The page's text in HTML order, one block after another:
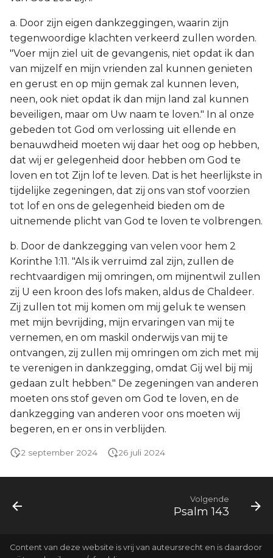
a. Door zijn eigen dankzeggingen, waarin zijn
tegenwoordige klachten verkeerd zullen worden.
"Voer mijn ziel uit de gevangenis, niet opdat ik dan
van mijzelf en mijn vrienden zal kunnen genieten
en gerust en op mijn gemak zal kunnen leven,
neen, ook niet opdat ik dan mijn land zal kunnen
beveiligen, maar om Uw naam te loven." In al onze
gebeden tot God om verlossing uit ellende en
benauwdheid moeten wij daar het oog op hebben,
dat wij er gelegenheid door hebben om God te
loven en tot Zijn lof te leven. Dat is het heerlijkste in
tijdelijke zegeningen, dat zij ons van stof voorzien
tot lof en ons de gelegenheid bieden om de
uitnemende plicht van God te loven te volbrengen.
b. Door de dankzegging van velen voor hem 2
Korinthe 1:11. "Als ik verruimd zal zijn, zullen de
rechtvaardigen mij omringen, om mijnentwil zullen
zij U een kroon des lofs maken, aldus de Chaldeer.
Zij zullen tot mij komen om mij geluk te wensen
met mijn bevrijding, mijn ervaringen van mij te
vernemen, en om maskil onderwijs van mij te
ontvangen, zij zullen mij omringen om zich met mij
te verenigen in dankzegging, omdat Gij wel bij mij
gedaan zult hebben." De zegeningen van anderen
moeten ons stof geven om God te loven, en de
dankzegging van anderen voor ons moeten wij
begeren, en er ons in verblijden.
2 september 2024 26 juli 2024
Volgende
Psalm 143
Content van deze website is vrij van auteursrecht en is daardoor